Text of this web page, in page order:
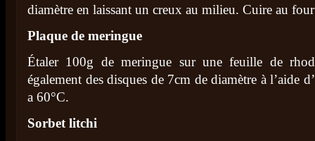
diamètre en laissant un creux au milieu. Cuire au
Plaque de meringue
Étaler 100g de meringue sur une feuille de
également des disques de 7cm de diamètre à l’aide
a 60°C.
Sorbet litchi